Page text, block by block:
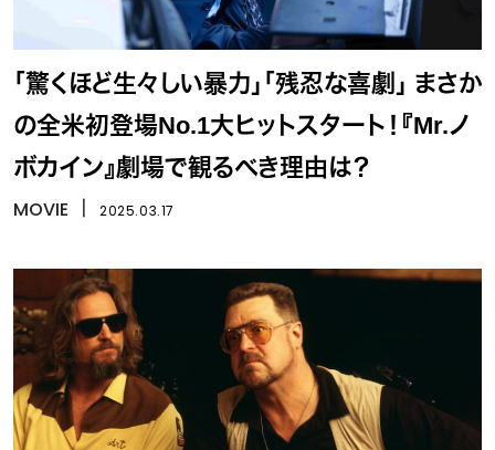
「驚くほど生々しい暴力」「残忍な喜劇」 まさか
の全米初登場No.1大ヒットスタート！『Mr.ノ
ボカイン』劇場で観るべき理由は？
MOVIE 2025.03.17